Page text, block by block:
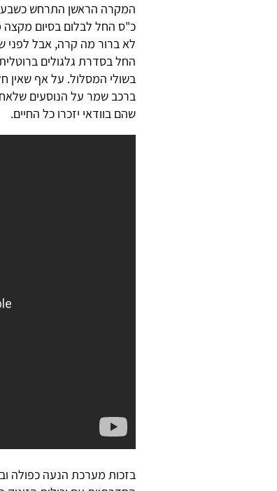
כ"ס החל לבלום בסיום מקצה מוצלח
לא ברור מה קרה, אבל לפני
החל בסדרת גלגולים
בשולי המסלול. על אף שאין
ברכב שמר על הנוסעים
שהם בוודאי יזכרו כל החיים.